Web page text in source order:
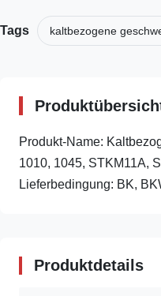
Tags kaltbezogene
Produkt-Name:
1010, 1045, STKM11A,
Lieferbedingung: BK,
Produktdetails